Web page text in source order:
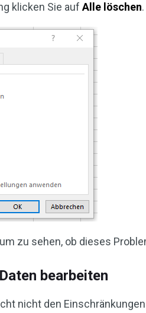
klicken Sie aufAlle löschen.
zu sehen, ob dieses
bearbeiten
nicht den